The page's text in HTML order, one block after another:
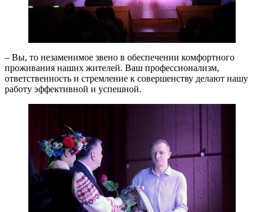
– Вы, то незаменимое звено в обеспечении комфортного
проживания наших жителей. Ваш профессионализм,
ответственность и стремление к совершенству делают нашу
работу эффективной и успешной.